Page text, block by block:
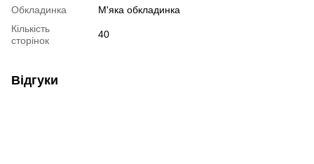
Обкладинка
М'яка обкладинка
Кількість
сторінок
40
Відгуки